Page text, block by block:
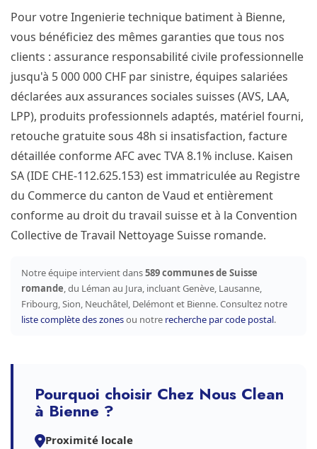
Pour votre Ingenierie technique batiment à Bienne,
vous bénéficiez des mêmes garanties que tous nos
clients : assurance responsabilité civile professionnelle
jusqu'à 5 000 000 CHF par sinistre, équipes salariées
déclarées aux assurances sociales suisses (AVS, LAA,
LPP), produits professionnels adaptés, matériel fourni,
retouche gratuite sous 48h si insatisfaction, facture
détaillée conforme AFC avec TVA 8.1% incluse. Kaisen
SA (IDE CHE-112.625.153) est immatriculée au Registre
du Commerce du canton de Vaud et entièrement
conforme au droit du travail suisse et à la Convention
Collective de Travail Nettoyage Suisse romande.
Notre équipe intervient dans589 communes de Suisse
romande, du Léman au Jura, incluant Genève, Lausanne,
Fribourg, Sion, Neuchâtel, Delémont et Bienne. Consultez notre
liste complète des zonesou notre recherche par code postal.
Pourquoi choisir Chez Nous Clean
à Bienne ?
Proximité locale